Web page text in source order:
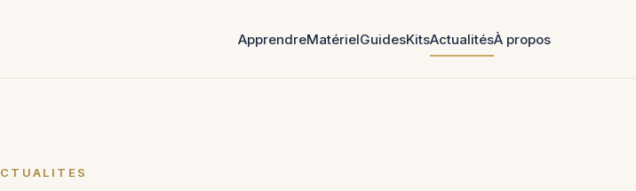
ApprendreMatérielGuidesKitsActualitésÀ propos